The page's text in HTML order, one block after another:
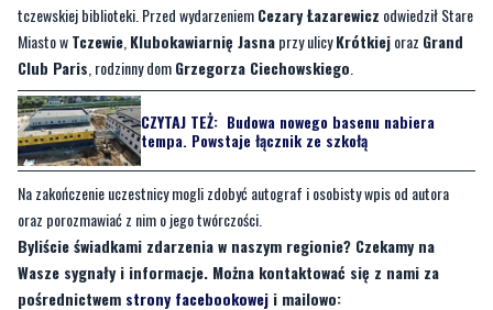
CZYTAJ TEŻ:Budowa nowego basenu nabiera
tempa. Powstaje łącznik ze szkołą
Na zakończenie uczestnicy mogli zdobyć autograf i osobisty wpis od autora
oraz porozmawiać z nim o jego twórczości.
Byliście świadkami zdarzenia w naszym regionie? Czekamy na
Wasze sygnały i informacje. Można kontaktować się z nami za
pośrednictwemstrony facebookowej
redakcja@kociewie24.pl. Dyżurujemy także pod numerem telefonu
729 715 670.